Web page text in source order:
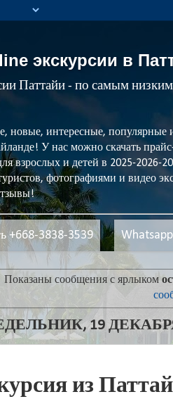
экскурсии в
Паттайи - по самым
новые, интересные, популярные
У нас можно скачать
взрослых и детей в 2025-
фотографиями и видео
+668-3838-3539 Whatsapp
Показаны сообщения с ярлыком
19 ДЕКАБРЯ
из